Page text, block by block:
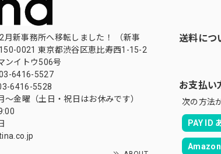
新事務所へ移転しました！ （新事
0021 東京都渋谷区恵比寿西1-15-2
ンイトウ506号
6416-5527
6416-5528
〜金曜（土日・祝日はお休みです）
送料につ
お支払い
次の方法
PAY ID